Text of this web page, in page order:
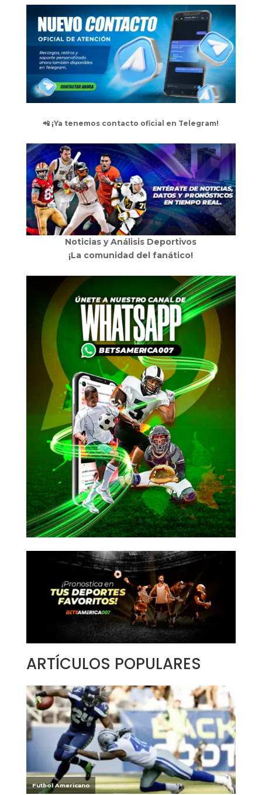
📲 ¡Ya tenemos contacto oficial en Telegram!
Noticias y Análisis Deportivos
¡La comunidad del fanático!
ARTÍCULOS POPULARES